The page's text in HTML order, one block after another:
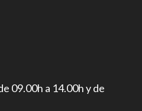
09.00h a 14.00h y de